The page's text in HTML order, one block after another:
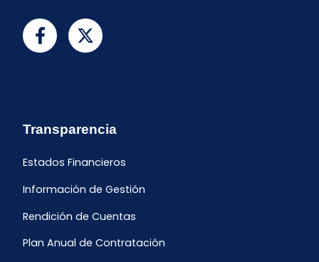
Transparencia
Estados Financieros
Información de Gestión
Rendición de Cuentas
Plan Anual de Contratación